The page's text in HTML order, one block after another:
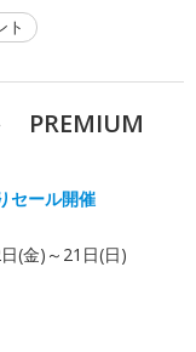
ト
PREMIUM
セール開催
(金)～21日(日)